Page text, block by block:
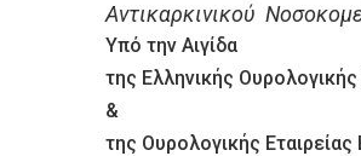
Αντικαρκινικού
Υπό την Αιγίδα
της Ελληνικής Ουρολογικής
&
της Ουρολογικής